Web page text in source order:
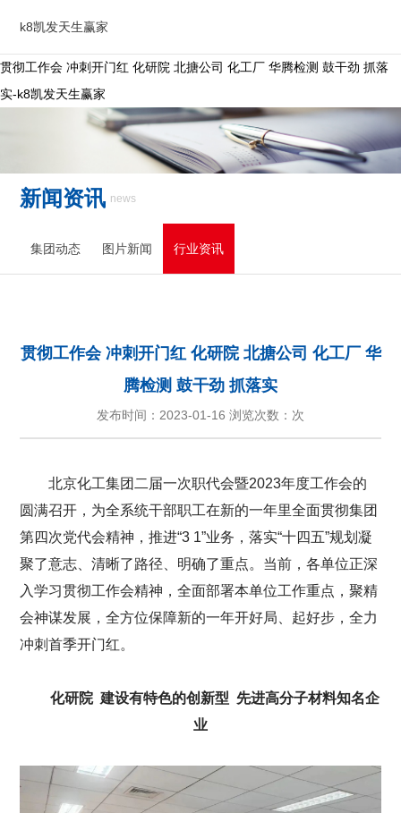
贯彻工作会 冲刺开门红 化研院 北搪公司 化工厂 华腾检测 鼓干劲 抓落
实-k8凯发天生赢家
k8凯发天生赢家
新闻资讯 news
集团动态 图片新闻 行业资讯
贯彻工作会 冲刺开门红 化研院 北搪公司 化工厂 华
腾检测 鼓干劲 抓落实
发布时间：2023-01-16 浏览次数：次
北京化工集团二届一次职代会暨2023年度工作会的
圆满召开，为全系统干部职工在新的一年里全面贯彻集团
第四次党代会精神，推进“3 1”业务，落实“十四五”规划凝
聚了意志、清晰了路径、明确了重点。当前，各单位正深
入学习贯彻工作会精神，全面部署本单位工作重点，聚精
会神谋发展，全方位保障新的一年开好局、起好步，全力
冲刺首季开门红。
化研院 建设有特色的创新型 先进高分子材料知名企
业